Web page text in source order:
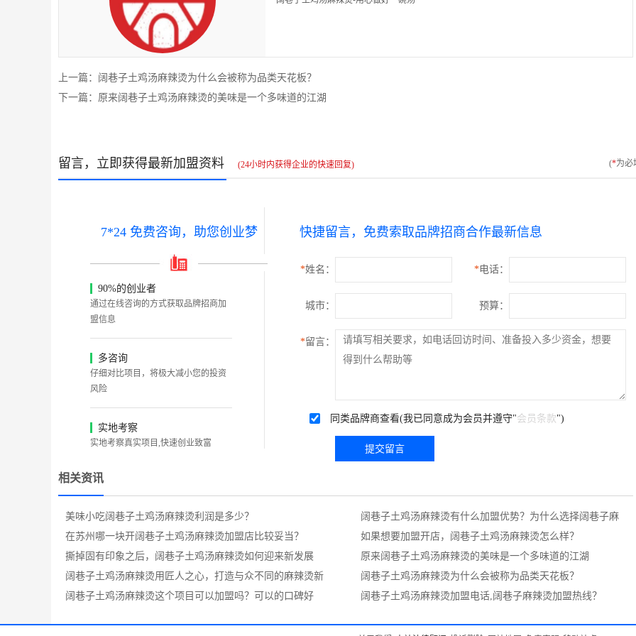
上一篇：阔巷子土鸡汤麻辣烫为什么会被称为品类天花板？
下一篇：原来阔巷子土鸡汤麻辣烫的美味是一个多味道的江湖
留言，立即获得最新加盟资料 (24小时内获得企业的快速回复) (*为必
7*24 免费咨询，助您创业梦
90%的创业者
通过在线咨询的方式获取品牌招商加
盟信息
多咨询
仔细对比项目，将极大减小您的投资
风险
实地考察
实地考察真实项目,快速创业致富
快捷留言，免费索取品牌招商合作最新信息
*姓名： *电话：
城市： 预算：
*留言：
同类品牌商查看(我已同意成为会员并遵守"会员条款")
提交留言
相关资讯
美味小吃阔巷子土鸡汤麻辣烫利润是多少？
阔巷子土鸡汤麻辣烫有什么加盟优势？为什么选择阔巷子麻
辣烫?
在苏州哪一块开阔巷子土鸡汤麻辣烫加盟店比较妥当？
如果想要加盟开店，阔巷子土鸡汤麻辣烫怎么样？
撕掉固有印象之后，阔巷子土鸡汤麻辣烫如何迎来新发展
原来阔巷子土鸡汤麻辣烫的美味是一个多味道的江湖
阔巷子土鸡汤麻辣烫用匠人之心，打造与众不同的麻辣烫新
体验
阔巷子土鸡汤麻辣烫为什么会被称为品类天花板？
阔巷子土鸡汤麻辣烫这个项目可以加盟吗？可以的口碑好
阔巷子土鸡汤麻辣烫加盟电话,阔巷子麻辣烫加盟热线？